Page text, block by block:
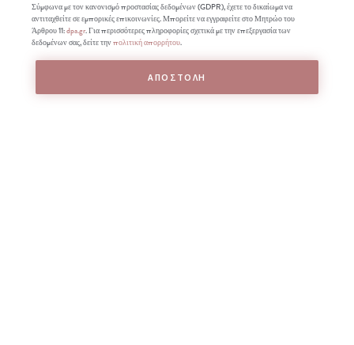
Σύμφωνα με τον κανονισμό προστασίας δεδομένων (GDPR), έχετε το δικαίωμα να
αντιταχθείτε σε εμπορικές επικοινωνίες. Μπορείτε να εγγραφείτε στο Μητρώο του
Άρθρου 11:dpa.gr. Για περισσότερες πληροφορίες σχετικά με την επεξεργασία των
δεδομένων σας, δείτε τηνπολιτική απορρήτου.